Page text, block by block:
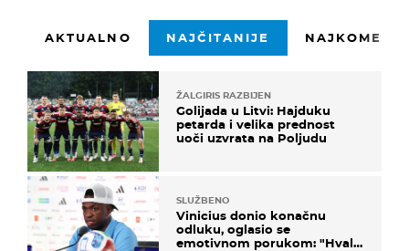
AKTUALNO NAJČITANIJE
ŽALGIRIS RAZBIJEN
Golijada u Litvi: Hajduku
petarda i velika prednost
uoči uzvrata na Poljudu
SLUŽBENO
Vinicius donio konačnu
odluku, oglasio se
emotivnom porukom: "Hvala